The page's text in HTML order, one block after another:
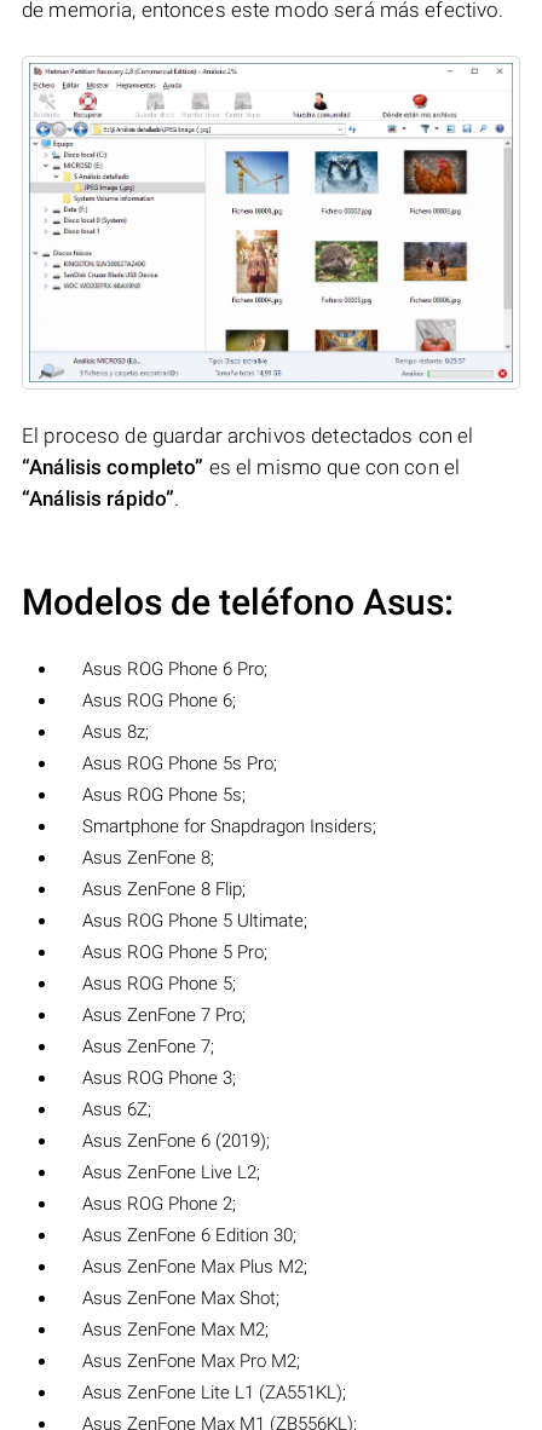
de memoria, entonces este modo será más efectivo.
El proceso de guardar archivos detectados con el
“Análisis completo” es el mismo que con con el
“Análisis rápido”.
Modelos de teléfono Asus:
Asus ROG Phone 6 Pro;
Asus ROG Phone 6;
Asus 8z;
Asus ROG Phone 5s Pro;
Asus ROG Phone 5s;
Smartphone for Snapdragon Insiders;
Asus ZenFone 8;
Asus ZenFone 8 Flip;
Asus ROG Phone 5 Ultimate;
Asus ROG Phone 5 Pro;
Asus ROG Phone 5;
Asus ZenFone 7 Pro;
Asus ZenFone 7;
Asus ROG Phone 3;
Asus 6Z;
Asus ZenFone 6 (2019);
Asus ZenFone Live L2;
Asus ROG Phone 2;
Asus ZenFone 6 Edition 30;
Asus ZenFone Max Plus M2;
Asus ZenFone Max Shot;
Asus ZenFone Max M2;
Asus ZenFone Max Pro M2;
Asus ZenFone Lite L1 (ZA551KL);
Asus ZenFone Max M1 (ZB556KL);